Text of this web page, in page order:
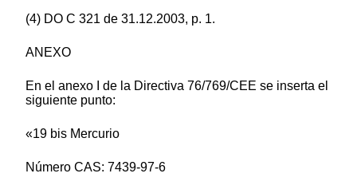
(4) DO C 321 de 31.12.2003, p. 1.
ANEXO
En el anexo I de la Directiva 76/769/CEE se inserta el
siguiente punto:
«19 bis Mercurio
Número CAS: 7439-97-6